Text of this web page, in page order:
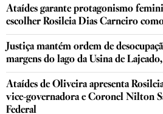
Ataídes garante protagonismo
escolher Rosileia Dias Carneiro
Justiça mantém ordem de
margens do lago da Usina de
Ataídes de Oliveira apresenta
vice-governadora e Coronel Nilton
Federal